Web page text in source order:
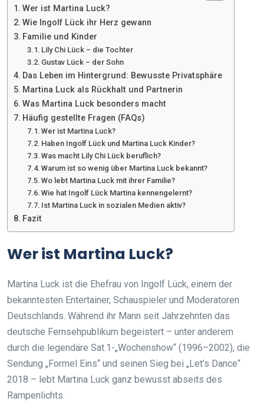
Wer ist Martina Luck?
Wie Ingolf Lück ihr Herz gewann
Familie und Kinder
Lily Chi Lück – die Tochter
Gustav Lück – der Sohn
Das Leben im Hintergrund: Bewusste Privatsphäre
Martina Luck als Rückhalt und Partnerin
Was Martina Luck besonders macht
Häufig gestellte Fragen (FAQs)
Wer ist Martina Luck?
Haben Ingolf Lück und Martina Luck Kinder?
Was macht Lily Chi Lück beruflich?
Warum ist so wenig über Martina Luck bekannt?
Wo lebt Martina Luck mit ihrer Familie?
Wie hat Ingolf Lück Martina kennengelernt?
Ist Martina Luck in sozialen Medien aktiv?
Fazit
Wer ist Martina Luck?
Martina Luck ist die Ehefrau von Ingolf Lück, einem der
bekanntesten Entertainer, Schauspieler und Moderatoren
Deutschlands. Während ihr Mann seit Jahrzehnten das
deutsche Fernsehpublikum begeistert – unter anderem
durch die legendäre Sat.1-„Wochenshow“ (1996–2002), die
Sendung „Formel Eins“ und seinen Sieg bei „Let’s Dance“
2018 – lebt Martina Luck ganz bewusst abseits des
Rampenlichts.